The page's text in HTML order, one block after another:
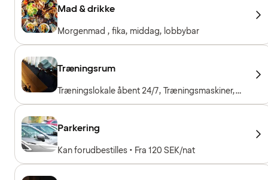
Mad & drikke
Morgenmad , fika, middag, lobbybar
Træningsrum
Træningslokale åbent 24/7, Træningsmaskiner,
Konditionsmaskiner, Frie vægte
Parkering
Kan forudbestilles • Fra 120 SEK/nat